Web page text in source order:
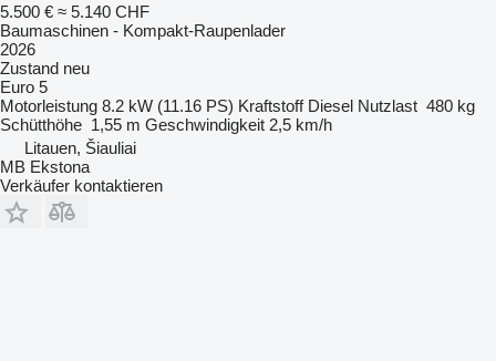
5.500 € ≈ 5.140 CHF
Baumaschinen - Kompakt-Raupenlader
2026
Zustand neu
Euro 5
Motorleistung 8.2 kW (11.16 PS) Kraftstoff Diesel Nutzlast 480 kg
Schütthöhe 1,55 m Geschwindigkeit 2,5 km/h
Litauen, Šiauliai
MB Ekstona
Verkäufer kontaktieren